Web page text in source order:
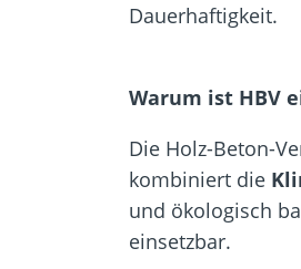
Dauerhaftigkeit.
Warum ist HBV
Die Holz-Beton-
kombiniert die
und ökologisch
einsetzbar.